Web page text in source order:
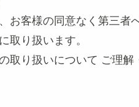
お客様の同意なく第三者
取り扱います。
取り扱いについて ご理解